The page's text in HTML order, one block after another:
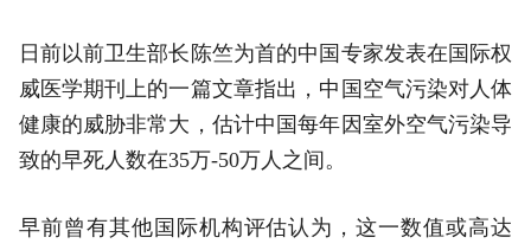
日前以前卫生部长陈竺为首的中国专家发表在国际权
威医学期刊上的一篇文章指出，中国空气污染对人体
健康的威胁非常大，估计中国每年因室外空气污染导
致的早死人数在35万-50万人之间。
早前曾有其他国际机构评估认为，这一数值或高达